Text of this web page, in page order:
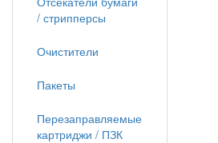
/ стрипперсы
Очистители
Пакеты
Перезаправляемые
картриджи / ПЗК